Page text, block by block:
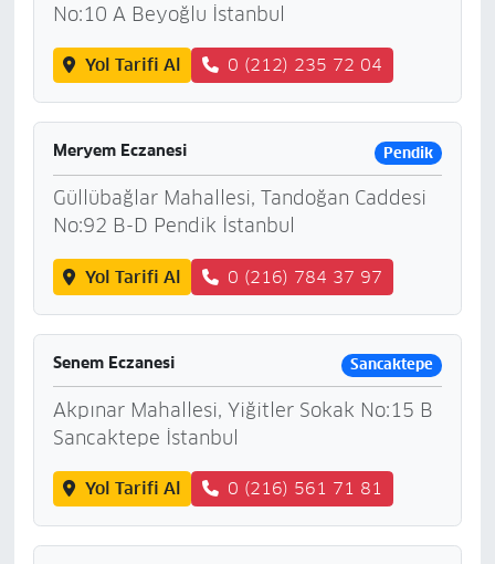
No:10 A Beyoğlu İstanbul
Yol Tarifi Al 0 (212) 235 72 04
Meryem Eczanesi Pendik
Güllübağlar Mahallesi, Tandoğan Caddesi
No:92 B-D Pendik İstanbul
Yol Tarifi Al 0 (216) 784 37 97
Senem Eczanesi Sancaktepe
Akpınar Mahallesi, Yiğitler Sokak No:15 B
Sancaktepe İstanbul
Yol Tarifi Al 0 (216) 561 71 81